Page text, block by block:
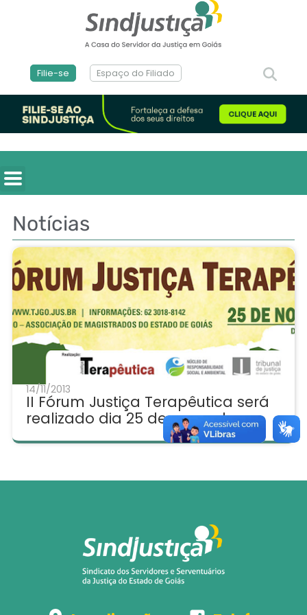
Filie-se Espaço do Filiado
Notícias
14/11/2013
II Fórum Justiça Terapêutica será
realizado dia 25 de novembro